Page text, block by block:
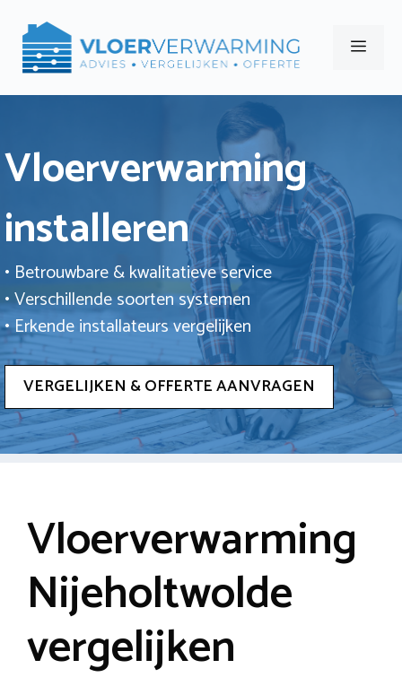
naar
Menu
Vloerverwarming
installeren
• Betrouwbare & kwalitatieve service
• Verschillende soorten systemen
• Erkende installateurs vergelijken
VERGELIJKEN & OFFERTE AANVRAGEN
Vloerverwarming
Nijeholtwolde
vergelijken